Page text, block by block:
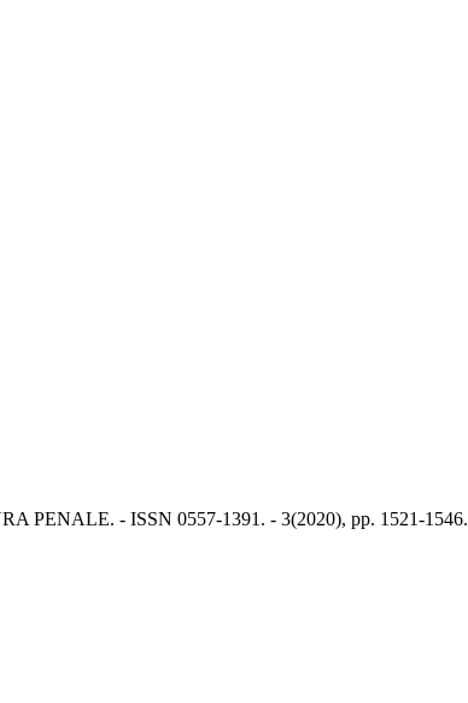
PENALE. - ISSN 0557-1391. - 3(2020), pp. 1521-1546.